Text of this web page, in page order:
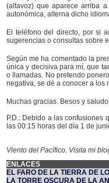
(altavoz) que aparece arriba
autonómica, alterna dicho
El teléfono del directo, por si
sugerencias o consultas sobre
Según me ha comentado la
única y decisiva para mí, que
o llamadas. No pretendo
negativa, se dé a conocer a los
Muchas gracias. Besos y
P.D.: Debido a las
las 00:15 horas del día 1 de
Viento del Pacífico. Visita mi
ENLACES
EL FARO DE LA TIERRA DE
LA TORRE OSCURA DE LA